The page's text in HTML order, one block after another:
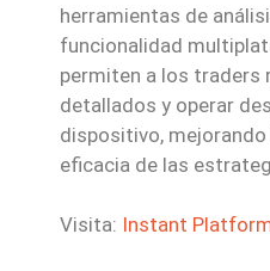
herramientas de
funcionalidad
permiten a los traders
detallados y operar
dispositivo,
eficacia de las
Visita: Instant